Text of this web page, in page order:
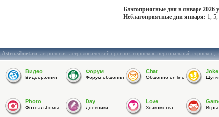
Благоприятные дни в январе 2026
Неблагоприятные дни января: 1, 5,
Astro.sibnet.ru:астрология,астрологический прогноз,гороскоп,персональный гороскоп,
Видео
Видеоролики
Форум
Форум общения
Chat
Общение on-line
Joke
Photo
Фотоальбомы
Day
Дневники
Love
Знакомства Игры